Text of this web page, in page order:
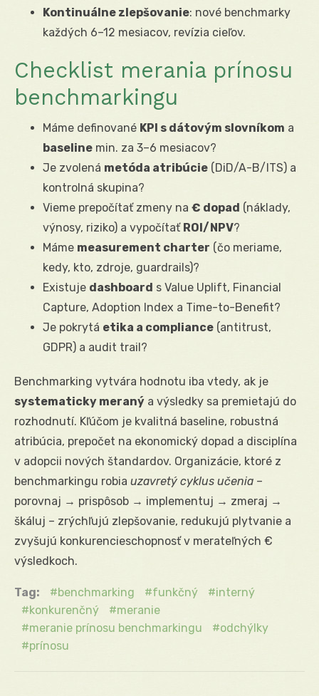
Kontinuálne zlepšovanie: nové benchmarky
každých 6–12 mesiacov, revízia cieľov.
Checklist merania prínosu
benchmarkingu
Máme definované KPI s dátovým slovníkom a
baseline min. za 3–6 mesiacov?
Je zvolená metóda atribúcie (DiD/A-B/ITS) a
kontrolná skupina?
Vieme prepočítať zmeny na € dopad (náklady,
výnosy, riziko) a vypočítať ROI/NPV?
Máme measurement charter (čo meriame,
kedy, kto, zdroje, guardrails)?
Existuje dashboard s Value Uplift, Financial
Capture, Adoption Index a Time-to-Benefit?
Je pokrytá etika a compliance (antitrust,
GDPR) a audit trail?
Benchmarking vytvára hodnotu iba vtedy, ak je
systematicky meraný a výsledky sa premietajú do
rozhodnutí. Kľúčom je kvalitná baseline, robustná
atribúcia, prepočet na ekonomický dopad a disciplína
v adopcii nových štandardov. Organizácie, ktoré z
benchmarkingu robia uzavretý cyklus učenia –
porovnaj → prispôsob → implementuj → zmeraj →
škáluj – zrýchľujú zlepšovanie, redukujú plytvanie a
zvyšujú konkurencieschopnosť v merateľných €
výsledkoch.
Tag: benchmarking funkčný
interný
konkurenčný
meranie
meranie prínosu benchmarkingu
odchýlky
prínosu